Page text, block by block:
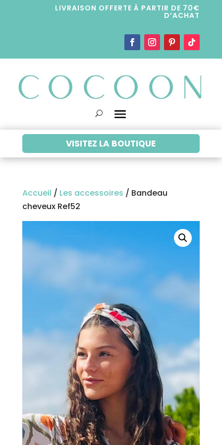
LIVRAISON OFFERTE À PARTIR DE 70€
D’ACHAT
VISITEZ LA BOUTIQUE
Accueil / Les accessoires / Bandeau
cheveux Ref52